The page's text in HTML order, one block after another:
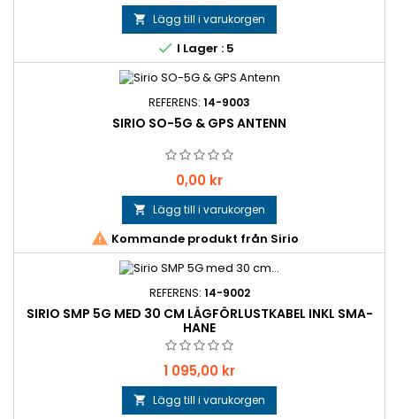
 Lägg till i varukorgen
 I Lager : 5
REFERENS: 14-9003
SIRIO SO-5G & GPS ANTENN
Pris
0,00 kr
 Lägg till i varukorgen
 Kommande produkt från Sirio
REFERENS: 14-9002
SIRIO SMP 5G MED 30 CM LÅGFÖRLUSTKABEL INKL SMA-
HANE
Pris
1 095,00 kr
 Lägg till i varukorgen